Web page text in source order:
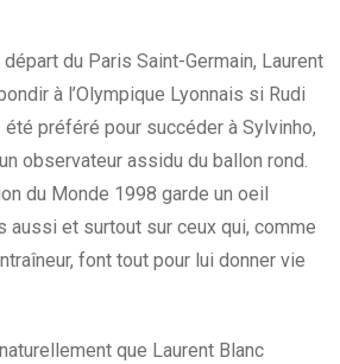
du Paris Saint-Germain, Laurent
à l’Olympique Lyonnais si Rudi
été préféré pour succéder à Sylvinho,
observateur assidu du ballon rond.
du Monde 1998 garde un oeil
aussi et surtout sur ceux qui, comme
font tout pour lui donner vie
que Laurent Blanc